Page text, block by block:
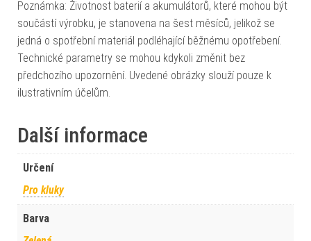
Poznámka: Životnost baterií a akumulátorů, které mohou být
součástí výrobku, je stanovena na šest měsíců, jelikož se
jedná o spotřební materiál podléhající běžnému opotřebení.
Technické parametry se mohou kdykoli změnit bez
předchozího upozornění. Uvedené obrázky slouží pouze k
ilustrativním účelům.
Další informace
Určení
Pro kluky
Barva